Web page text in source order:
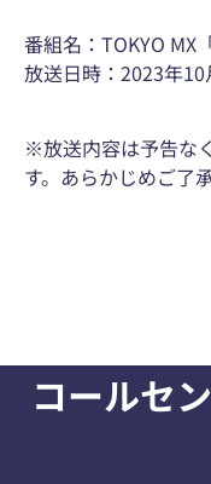
番組名：TOKYO MX
放送日時：2023年
※放送内容は予告な
す。あらかじめご了
コールセ